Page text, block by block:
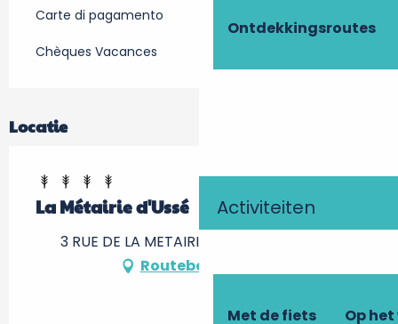
Ontdekkingsroutes
Activiteiten
Met de fiets Op
Carte di pagamento
Chèques Vacances
Locatie
La Métairie d'Ussé
3 RUE DE LA METAIRIE, 37420 Rigny-Ussé
Routebeschrijving